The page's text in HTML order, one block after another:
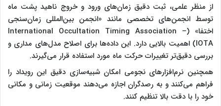
از منظر علمی، ثبت دقیق زمان‌های ورود و خروج ناهید پشت ماه
توسط انجمن‌های تخصصی مانند «انجمن بین‌المللی زمان‌سنجی
اختفا» (International Occultation Timing Association –
IOTA) اهمیت بالایی دارد. این داده‌ها برای اصلاح مدل‌های مداری و
بررسی دقیق‌تر تغییرات حرکت ماه مورد استفاده قرار می‌گیرند.
همچنین نرم‌افزار‌های نجومی امکان شبیه‌سازی دقیق این رویداد را
فراهم می‌کنند و به رصدگران اجازه می‌دهند موقعیت زمانی و مکانی
خود را با دقت بالا تنظیم کنند.